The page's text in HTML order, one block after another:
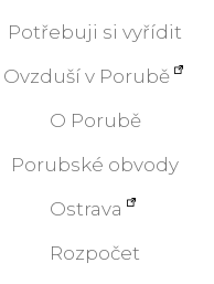
Potřebuji si vyřídit
Ovzduší v Porubě
O Porubě
Porubské obvody
Ostrava
Rozpočet